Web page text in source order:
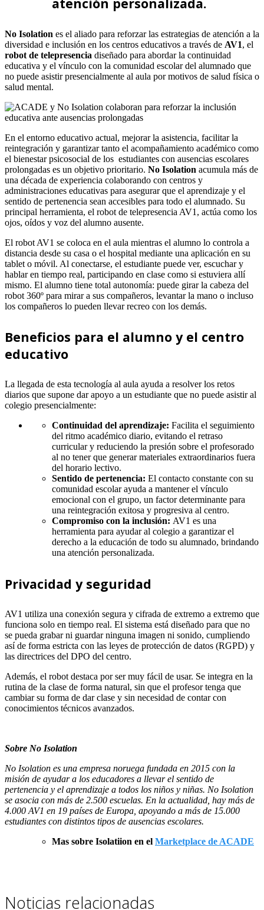
No Isolation es el aliado para reforzar las estrategias de atención a la
diversidad e inclusión en los centros educativos a través de AV1, el
robot de telepresencia diseñado para abordar la continuidad
educativa y el vínculo con la comunidad escolar del alumnado que
no puede asistir presencialmente al aula por motivos de salud física o
salud mental.
En el entorno educativo actual, mejorar la asistencia, facilitar la
reintegración y garantizar tanto el acompañamiento académico como
el bienestar psicosocial de los estudiantes con ausencias escolares
prolongadas es un objetivo prioritario. No Isolation acumula más de
una década de experiencia colaborando con centros y
administraciones educativas para asegurar que el aprendizaje y el
sentido de pertenencia sean accesibles para todo el alumnado. Su
principal herramienta, el robot de telepresencia AV1, actúa como los
ojos, oídos y voz del alumno ausente.
El robot AV1 se coloca en el aula mientras el alumno lo controla a
distancia desde su casa o el hospital mediante una aplicación en su
tablet o móvil. Al conectarse, el estudiante puede ver, escuchar y
hablar en tiempo real, participando en clase como si estuviera allí
mismo. El alumno tiene total autonomía: puede girar la cabeza del
robot 360º para mirar a sus compañeros, levantar la mano o incluso
los compañeros lo pueden llevar recreo con los demás.
Beneficios para el alumno y el centro
educativo
La llegada de esta tecnología al aula ayuda a resolver los retos
diarios que supone dar apoyo a un estudiante que no puede asistir al
colegio presencialmente:
Continuidad del aprendizaje: Facilita el seguimiento
del ritmo académico diario, evitando el retraso
curricular y reduciendo la presión sobre el profesorado
al no tener que generar materiales extraordinarios fuera
del horario lectivo.
Sentido de pertenencia: El contacto constante con su
comunidad escolar ayuda a mantener el vínculo
emocional con el grupo, un factor determinante para
una reintegración exitosa y progresiva al centro.
Compromiso con la inclusión: AV1 es una
herramienta para ayudar al colegio a garantizar el
derecho a la educación de todo su alumnado, brindando
una atención personalizada.
Privacidad y seguridad
AV1 utiliza una conexión segura y cifrada de extremo a extremo que
funciona solo en tiempo real. El sistema está diseñado para que no
se pueda grabar ni guardar ninguna imagen ni sonido, cumpliendo
así de forma estricta con las leyes de protección de datos (RGPD) y
las directrices del DPO del centro.
Además, el robot destaca por ser muy fácil de usar. Se integra en la
rutina de la clase de forma natural, sin que el profesor tenga que
cambiar su forma de dar clase y sin necesidad de contar con
conocimientos técnicos avanzados.
Sobre No Isolation
No Isolation es una empresa noruega fundada en 2015 con la
misión de ayudar a los educadores a llevar el sentido de
pertenencia y el aprendizaje a todos los niños y niñas. No Isolation
se asocia con más de 2.500 escuelas. En la actualidad, hay más de
4.000 AV1 en 19 países de Europa, apoyando a más de 15.000
estudiantes con distintos tipos de ausencias escolares.
Mas sobre Isolatiion en el Marketplace de ACADE
Noticias relacionadas